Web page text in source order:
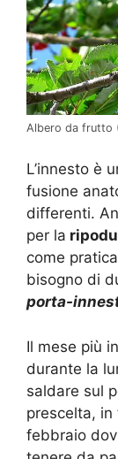
Albero da frutto
L’innesto è
fusione
differenti.
per la
come
bisogno di
porta-
Il mese più
durante la
saldare sul
prescelta, in
febbraio